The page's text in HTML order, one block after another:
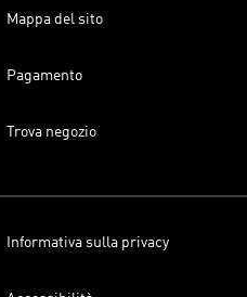
Mappa del sito
Pagamento
Trova negozio
Informativa sulla privacy